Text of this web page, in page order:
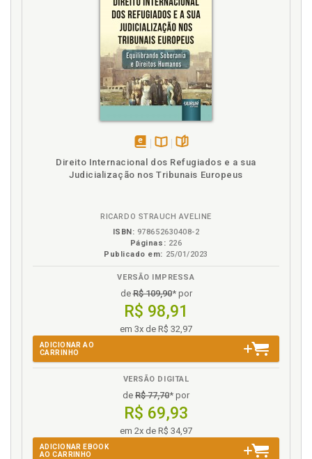
na
Direito Internacional dos Refugiados e a sua
Judicialização nos Tribunais Europeus
RICARDO STRAUCH AVELINE
ISBN: 978652630408-2
Páginas: 226
Publicado em: 25/01/2023
VERSÃO IMPRESSA
deR$ 109,90* por
R$ 98,91
em 3x de R$ 32,97
ADICIONAR AO
CARRINHO
VERSÃO DIGITAL
de R$ 77,70* por
R$ 69,93
em 2x de R$ 34,97
ADICIONAR EBOOK
AO CARRINHO